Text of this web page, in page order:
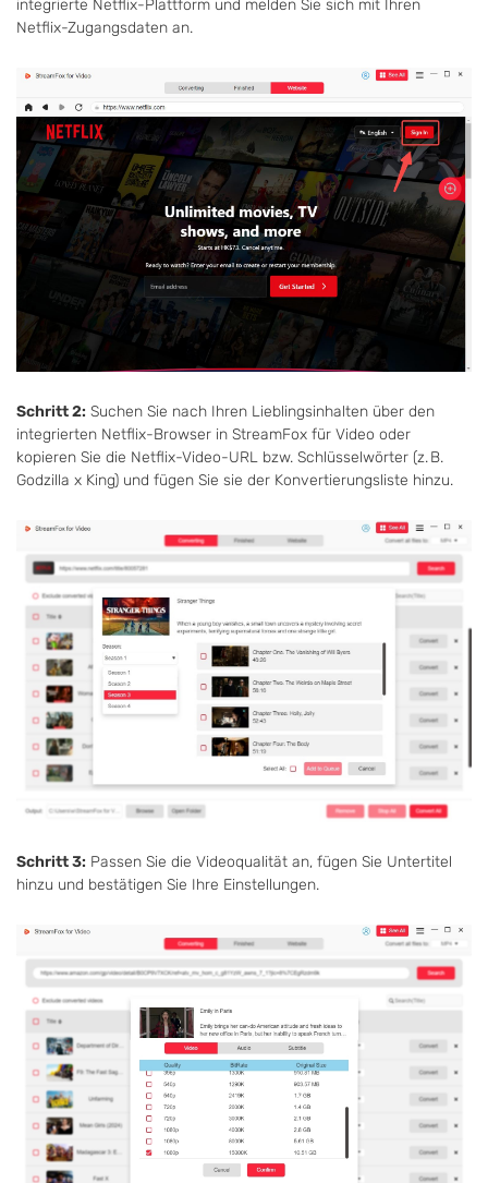
integrierte Netflix-Plattform und melden Sie sich mit Ihren
Netflix-Zugangsdaten an.
Schritt 2: Suchen Sie nach Ihren Lieblingsinhalten über den
integrierten Netflix-Browser in StreamFox für Video oder
kopieren Sie die Netflix-Video-URL bzw. Schlüsselwörter (z. B.
Godzilla x King) und fügen Sie sie der Konvertierungsliste hinzu.
Schritt 3: Passen Sie die Videoqualität an, fügen Sie Untertitel
hinzu und bestätigen Sie Ihre Einstellungen.